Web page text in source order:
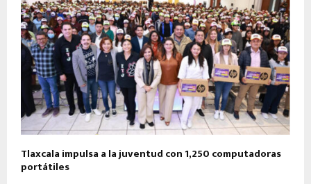
Tlaxcala impulsa a la juventud con 1,250 computadoras
portátiles